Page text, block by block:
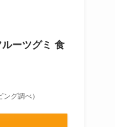
ーツグミ 食
グ調べ）